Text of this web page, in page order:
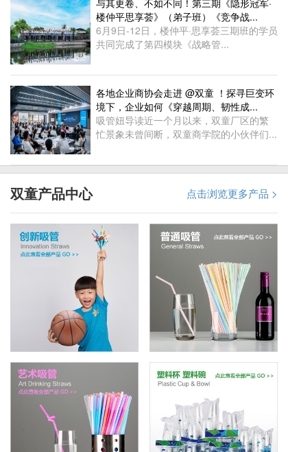
与其更卷、不如不同！第三期《隐形冠军·
楼仲平思享荟》（弟子班）《竞争战...
6月9日-12日，楼仲平·思享荟三期班的学员
共同完成了第四模块《战略管...
各地企业商协会走进 @双童 ！探寻巨变环
境下，企业如何《穿越周期、韧性成...
吸管妞导读近一个月以来，双童厂区的繁
忙景象未曾间断，双童商学院的小伙伴们...
双童产品中心 点击浏览更多产品 >